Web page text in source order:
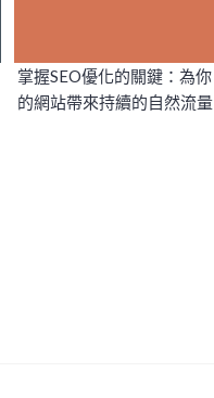
掌握SEO優化的關鍵：為你
的網站帶來持續的自然流量